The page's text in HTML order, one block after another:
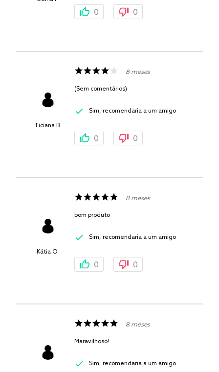
0 0
Ticiana B.
8 meses
(Sem comentários)
Sim, recomendaria a um amigo
0 0
Kátia O.
8 meses
bom produto
Sim, recomendaria a um amigo
0 0
8 meses
Maravilhoso!
Sim, recomendaria a um amigo